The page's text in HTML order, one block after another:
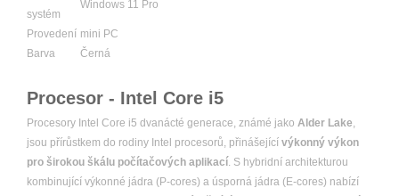
systém
Windows 11 Pro
Provedení mini PC
Barva
Černá
Procesor - Intel Core i5
Procesory Intel Core i5 dvanácté generace, známé jako Alder Lake,
jsou přírůstkem do rodiny Intel procesorů, přinášející výkonný výkon
pro širokou škálu počítačových aplikací. S hybridní architekturou
kombinující výkonné jádra (P-cores) a úsporná jádra (E-cores) nabízí